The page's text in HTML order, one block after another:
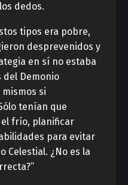
dedos.
tipos era pobre,
desprevenidos y
en sí no estaba
del Demonio
si
tenían que
frío, planificar
para evitar
Celestial. ¿No es la